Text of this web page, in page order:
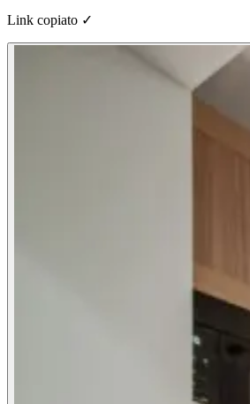
Link copiato ✓